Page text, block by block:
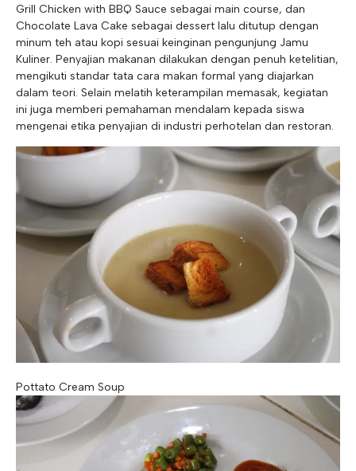
Grill Chicken with BBQ Sauce sebagai main course, dan
Chocolate Lava Cake sebagai dessert lalu ditutup dengan
minum teh atau kopi sesuai keinginan pengunjung Jamu
Kuliner. Penyajian makanan dilakukan dengan penuh ketelitian,
mengikuti standar tata cara makan formal yang diajarkan
dalam teori. Selain melatih keterampilan memasak, kegiatan
ini juga memberi pemahaman mendalam kepada siswa
mengenai etika penyajian di industri perhotelan dan restoran.
Pottato Cream Soup